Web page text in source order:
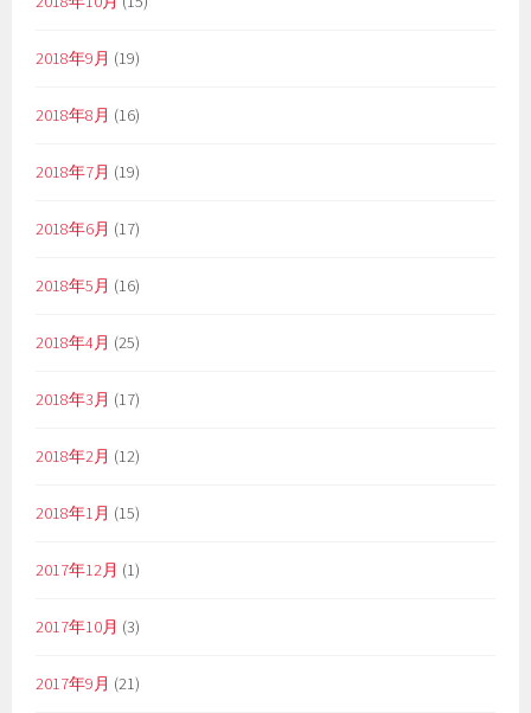
2018年9月 (19)
2018年8月 (16)
2018年7月 (19)
2018年6月 (17)
2018年5月 (16)
2018年4月 (25)
2018年3月 (17)
2018年2月 (12)
2018年1月 (15)
2017年12月 (1)
2017年10月 (3)
2017年9月 (21)